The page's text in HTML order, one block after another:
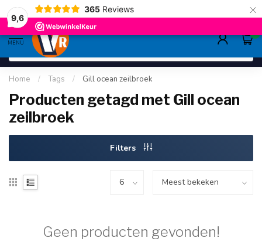
9,6
365 Reviews ×
deskundig adviessinds 1948 ruim
MENU
0
Home / Tags / Gill ocean zeilbroek
Producten getagd met Gill ocean
zeilbroek
Filters
Geen producten gevonden!